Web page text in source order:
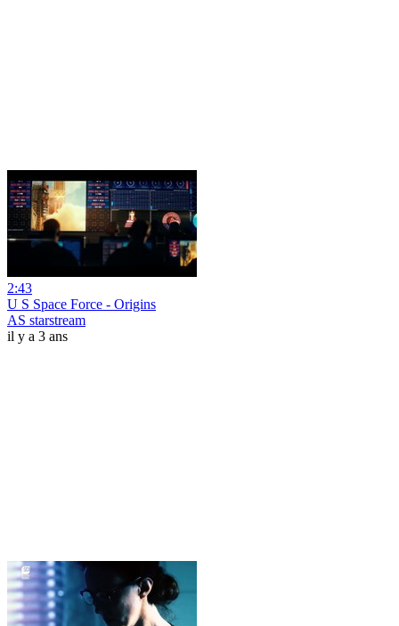
2:43
U S Space Force - Origins
AS starstream
il y a 3 ans